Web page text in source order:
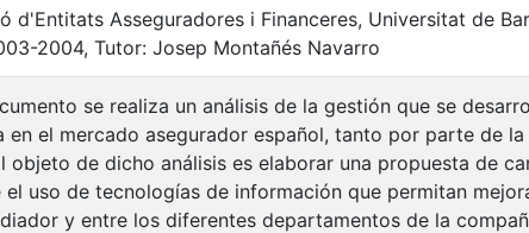
d'Entitats Asseguradores i Financeres, Universitat de
2004, Tutor: Josep Montañés Navarro
se realiza un análisis de la gestión que se
en el mercado asegurador español, tanto por parte de
objeto de dicho análisis es elaborar una propuesta de
uso de tecnologías de información que permitan
y entre los diferentes departamentos de la